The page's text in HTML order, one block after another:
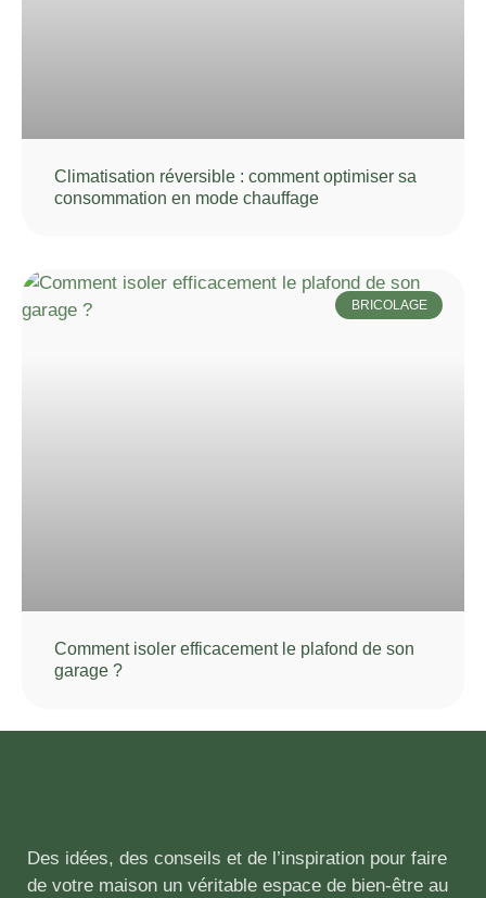
Climatisation réversible : comment optimiser sa
consommation en mode chauffage
BRICOLAGE
Comment isoler efficacement le plafond de son
garage ?
Des idées, des conseils et de l’inspiration pour faire
de votre maison un véritable espace de bien-être au